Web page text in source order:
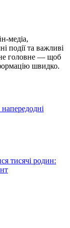
медіа,
події та важливі
головне — щоб
швидко.
тисячі родин: